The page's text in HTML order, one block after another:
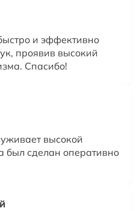
и эффективно
проявив высокий
Спасибо!
высокой
был сделан оперативно